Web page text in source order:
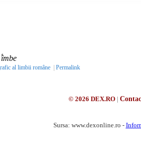
î́mbe
al limbii române | Permalink
© 2026 DEX.RO|
Sursa: www.dexonline.ro -